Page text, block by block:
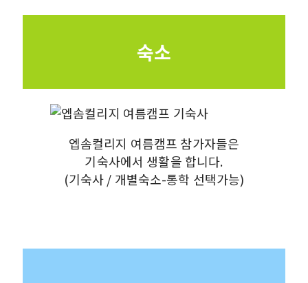
숙소
엡솜컬리지 여름캠프 참가자들은
기숙사에서 생활을 합니다.
(기숙사 / 개별숙소-통학 선택가능)